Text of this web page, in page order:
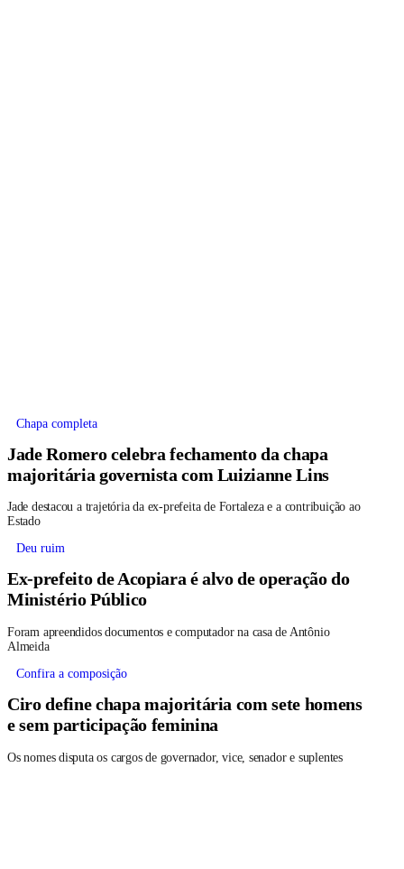
Chapa completa
Jade Romero celebra fechamento da chapa
majoritária governista com Luizianne Lins
Jade destacou a trajetória da ex-prefeita de Fortaleza e a contribuição ao
Estado
Deu ruim
Ex-prefeito de Acopiara é alvo de operação do
Ministério Público
Foram apreendidos documentos e computador na casa de Antônio
Almeida
Confira a composição
Ciro define chapa majoritária com sete homens
e sem participação feminina
Os nomes disputa os cargos de governador, vice, senador e suplentes